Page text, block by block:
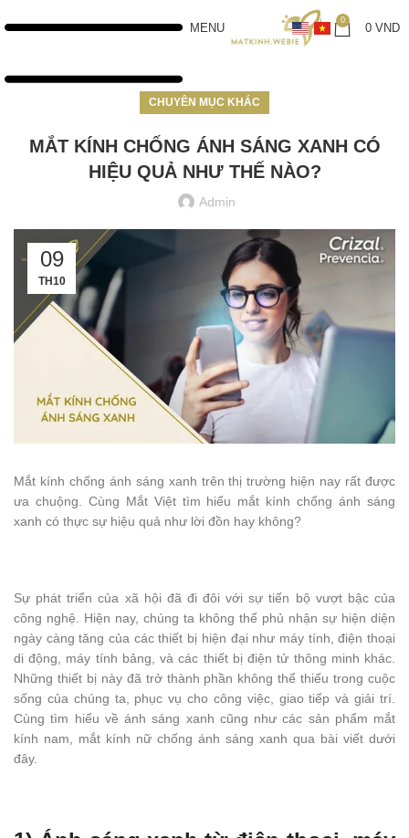
MENU
0
0 VND
CHUYÊN MỤC KHÁC
MẮT KÍNH CHỐNG ÁNH SÁNG XANH CÓ
HIỆU QUẢ NHƯ THẾ NÀO?
Admin
09
TH10
Mắt kính chống ánh sáng xanh trên thị trường hiện nay rất được
ưa chuộng. Cùng Mắt Việt tìm hiểu mắt kính chống ánh sáng
xanh có thực sự hiệu quả như lời đồn hay không?
Sự phát triển của xã hội đã đi đôi với sự tiến bộ vượt bậc của
công nghệ. Hiện nay, chúng ta không thể phủ nhận sự hiện diện
ngày càng tăng của các thiết bị hiện đại như máy tính, điện thoại
di động, máy tính bảng, và các thiết bị điện tử thông minh khác.
Những thiết bị này đã trở thành phần không thể thiếu trong cuộc
sống của chúng ta, phục vụ cho công việc, giao tiếp và giải trí.
Cùng tìm hiểu về ánh sáng xanh cũng như các sản phẩm mắt
kính nam, mắt kính nữ chống ánh sáng xanh qua bài viết dưới
đây.